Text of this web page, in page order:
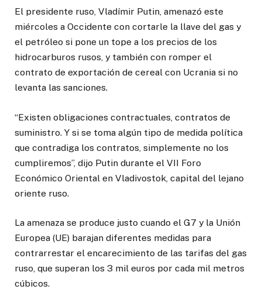
El presidente ruso, Vladímir Putin, amenazó este
miércoles a Occidente con cortarle la llave del gas y
el petróleo si pone un tope a los precios de los
hidrocarburos rusos, y también con romper el
contrato de exportación de cereal con Ucrania si no
levanta las sanciones.
“Existen obligaciones contractuales, contratos de
suministro. Y si se toma algún tipo de medida política
que contradiga los contratos, simplemente no los
cumpliremos”, dijo Putin durante el VII Foro
Económico Oriental en Vladivostok, capital del lejano
oriente ruso.
La amenaza se produce justo cuando el G7 y la Unión
Europea (UE) barajan diferentes medidas para
contrarrestar el encarecimiento de las tarifas del gas
ruso, que superan los 3 mil euros por cada mil metros
cúbicos.